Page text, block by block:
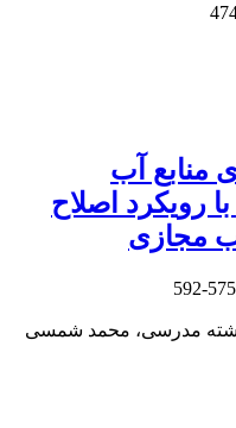
منابع آب
رویکرد اصلاح
مجازی
575-592
مدرسی، محمد شمسی